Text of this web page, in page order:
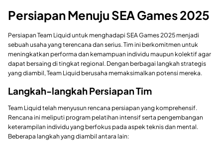
Persiapan Menuju SEA Games 2025
Persiapan Team Liquid untuk menghadapi SEA Games 2025 menjadi
sebuah usaha yang terencana dan serius. Tim ini berkomitmen untuk
meningkatkan performa dan kemampuan individu maupun kolektif agar
dapat bersaing di tingkat regional. Dengan berbagai langkah strategis
yang diambil, Team Liquid berusaha memaksimalkan potensi mereka.
Langkah-langkah Persiapan Tim
Team Liquid telah menyusun rencana persiapan yang komprehensif.
Rencana ini meliputi program pelatihan intensif serta pengembangan
keterampilan individu yang berfokus pada aspek teknis dan mental.
Beberapa langkah yang diambil antara lain: